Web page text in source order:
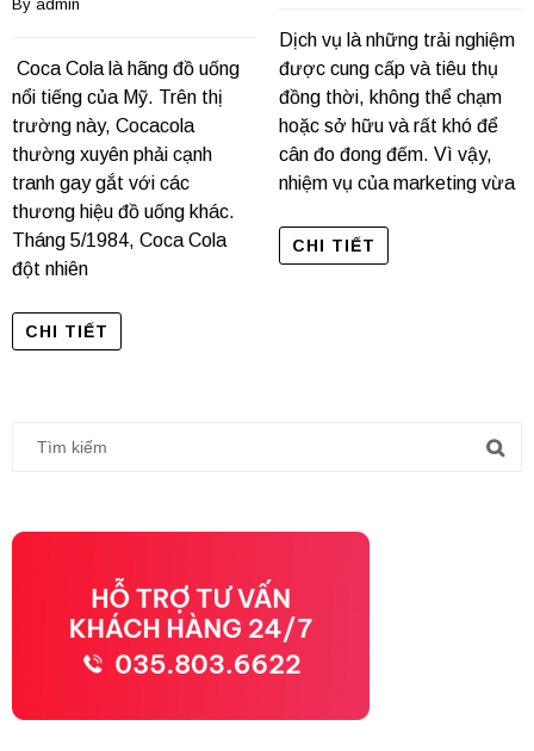
By admin
Coca Cola là hãng đồ uống
nổi tiếng của Mỹ. Trên thị
trường này, Cocacola
thường xuyên phải cạnh
tranh gay gắt với các
thương hiệu đồ uống khác.
Tháng 5/1984, Coca Cola
đột nhiên
CHI TIẾT
Dịch vụ là những trải nghiệm
được cung cấp và tiêu thụ
đồng thời, không thể chạm
hoặc sở hữu và rất khó để
cân đo đong đếm. Vì vậy,
nhiệm vụ của marketing vừa
CHI TIẾT